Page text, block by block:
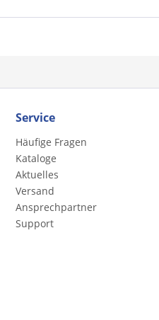
Service
Häufige Fragen
Kataloge
Aktuelles
Versand
Ansprechpartner
Support